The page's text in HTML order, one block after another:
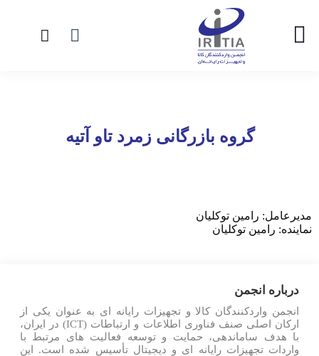
گروه بازرگانی زمرد تاو آتیه
مدیرعامل: رامین توکلیان
نماینده: رامین توکلیان
درباره انجمن
انجمن واردکنندگان کالا و تجهیزات رایانه ای به عنوان یکی از
ارکان اصلی صنف فناوری اطلاعات و ارتباطات (ICT) در ایران،
با هدف ساماندهی، حمایت و توسعه فعالیت های مرتبط با
واردات تجهیزات رایانه ای و دیجیتال تأسیس شده است. این